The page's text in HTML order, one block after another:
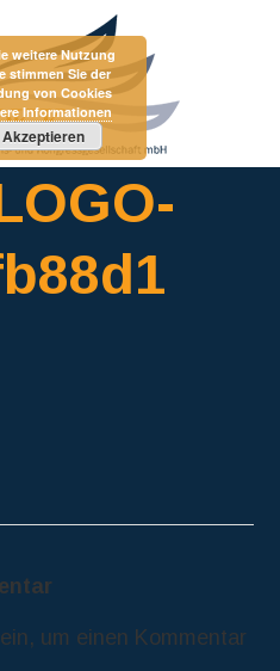
um einen Kommentar
weitere Nutzung
stimmen Sie der
von Cookies
Informationen
Akzeptieren